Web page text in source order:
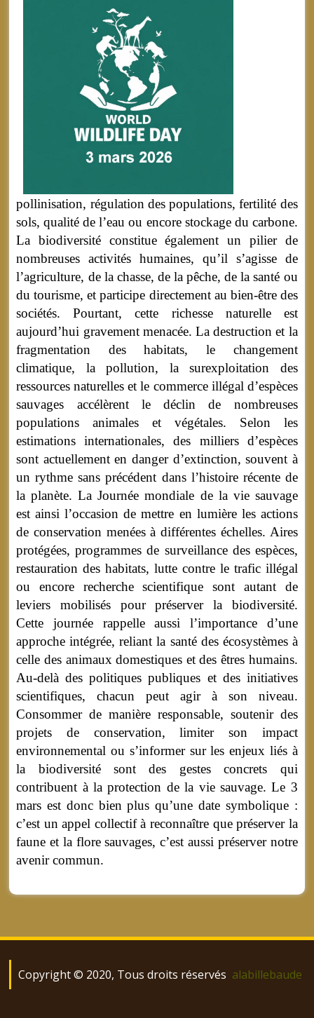
pollinisation, régulation des populations, fertilité des
sols, qualité de l’eau ou encore stockage du carbone.
La biodiversité constitue également un pilier de
nombreuses activités humaines, qu’il s’agisse de
l’agriculture, de la chasse, de la pêche, de la santé ou
du tourisme, et participe directement au bien-être des
sociétés. Pourtant, cette richesse naturelle est
aujourd’hui gravement menacée. La destruction et la
fragmentation des habitats, le changement
climatique, la pollution, la surexploitation des
ressources naturelles et le commerce illégal d’espèces
sauvages accélèrent le déclin de nombreuses
populations animales et végétales. Selon les
estimations internationales, des milliers d’espèces
sont actuellement en danger d’extinction, souvent à
un rythme sans précédent dans l’histoire récente de
la planète. La Journée mondiale de la vie sauvage
est ainsi l’occasion de mettre en lumière les actions
de conservation menées à différentes échelles. Aires
protégées, programmes de surveillance des espèces,
restauration des habitats, lutte contre le trafic illégal
ou encore recherche scientifique sont autant de
leviers mobilisés pour préserver la biodiversité.
Cette journée rappelle aussi l’importance d’une
approche intégrée, reliant la santé des écosystèmes à
celle des animaux domestiques et des êtres humains.
Au-delà des politiques publiques et des initiatives
scientifiques, chacun peut agir à son niveau.
Consommer de manière responsable, soutenir des
projets de conservation, limiter son impact
environnemental ou s’informer sur les enjeux liés à
la biodiversité sont des gestes concrets qui
contribuent à la protection de la vie sauvage. Le 3
mars est donc bien plus qu’une date symbolique :
c’est un appel collectif à reconnaître que préserver la
faune et la flore sauvages, c’est aussi préserver notre
avenir commun.
Copyright © 2020, Tous droits réservés alabillebaude